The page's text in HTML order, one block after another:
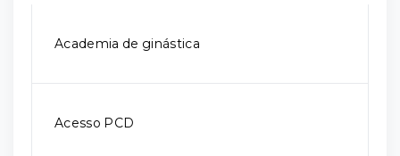
Academia de ginástica
Acesso PCD